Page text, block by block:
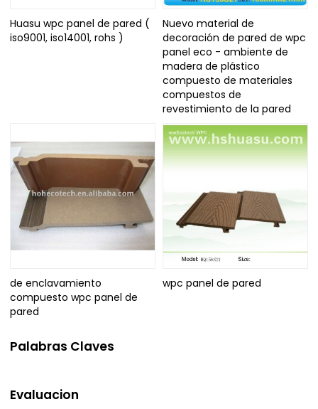
Huasu wpc panel de pared (
iso9001, iso14001, rohs )
Nuevo material de
decoración de pared de wpc
panel eco - ambiente de
madera de plástico
compuesto de materiales
compuestos de
revestimiento de la pared
de enclavamiento
compuesto wpc panel de
pared
wpc panel de pared
Palabras Claves
Evaluacion